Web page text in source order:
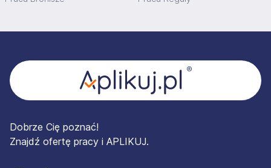
Dobrze Cię poznać!
Znajdź ofertę pracy i APLIKUJ.